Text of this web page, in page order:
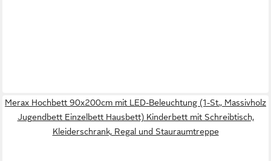
Merax Hochbett 90x200cm mit LED-Beleuchtung (1-St., Massivholz
Jugendbett Einzelbett Hausbett) Kinderbett mit Schreibtisch,
Kleiderschrank, Regal und Stauraumtreppe